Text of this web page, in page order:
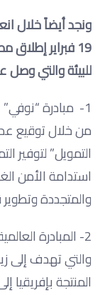
ونجد أيضاً خلال
19 فبراير
للبيئة والتي وصل عددها إلى
من خلال توقيع
التمويل”
استدامة الأمن
والمتجددة
والتي تهدف إلى
المنتجة بإفريقيا إلى 50% بحلول